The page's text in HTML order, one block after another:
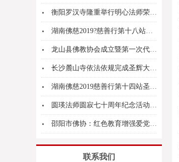
衡阳罗汉寺隆重举行明心法师荣膺方丈晋院升座法会...
湖南佛慈2019?慈善行第十八站赴湘西自治州保...
龙山县佛教协会成立暨第一次代表大会召开
长沙麓山寺依法依规完成圣辉大和尚离任方丈财务审...
湖南佛慈2019慈善行第十四站圣辉大和尚慰问怀...
圆瑛法师圆寂七十周年纪念活动暨圆瑛法师爱国爱教...
邵阳市佛协：红色教育增强爱党爱国爱教意识
联系我们